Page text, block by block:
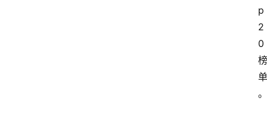
p
2
0
榜
单
。